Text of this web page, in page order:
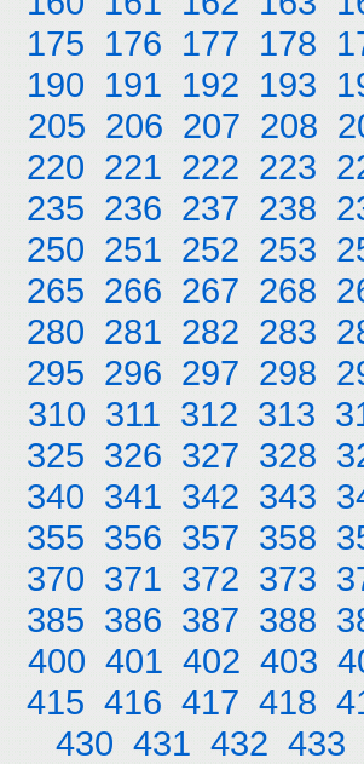
175 176 177 178
190 191 192 193
205 206 207 208
220 221 222 223
235 236 237 238
250 251 252 253
265 266 267 268
280 281 282 283
295 296 297 298
310 311 312 313
325 326 327 328
340 341 342 343
355 356 357 358
370 371 372 373
385 386 387 388
400 401 402 403
415 416 417 418
430 431 432 433